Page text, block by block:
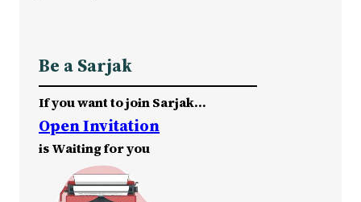
Be a Sarjak
If you want to join Sarjak…
Open Invitation
is Waiting for you